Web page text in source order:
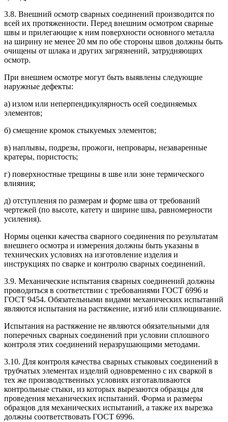
3.8. Внешний осмотр сварных соединений производится по
всей их протяженности. Перед внешним осмотром сварные
швы и прилегающие к ним поверхности основного металла
на ширину не менее 20 мм по обе стороны швов должны быть
очищены от шлака и других загрязнений, затрудняющих
осмотр.
При внешнем осмотре могут быть выявлены следующие
наружные дефекты:
а) излом или неперпендикулярность осей соединяемых
элементов;
б) смещение кромок стыкуемых элементов;
в) наплывы, подрезы, прожоги, непровары, незаваренные
кратеры, пористость;
г) поверхностные трещины в шве или зоне термического
влияния;
д) отступления по размерам и форме шва от требований
чертежей (по высоте, катету и ширине шва, равномерности
усиления).
Нормы оценки качества сварного соединения по результатам
внешнего осмотра и измерения должны быть указаны в
технических условиях на изготовление изделия и
инструкциях по сварке и контролю сварных соединений.
3.9. Механические испытания сварных соединений должны
проводиться в соответствии с требованиями ГОСТ 6996 и
ГОСТ 9454. Обязательными видами механических испытаний
являются испытания на растяжение, изгиб или сплющивание.
Испытания на растяжение не являются обязательными для
поперечных сварных соединений при условии сплошного
контроля этих соединений неразрушающими методами.
3.10. Для контроля качества сварных стыковых соединений в
трубчатых элементах изделий одновременно с их сваркой в
тех же производственных условиях изготавливаются
контрольные стыки, из которых вырезаются образцы для
проведения механических испытаний. Форма и размеры
образцов для механических испытаний, а также их вырезка
должны соответствовать ГОСТ 6996.